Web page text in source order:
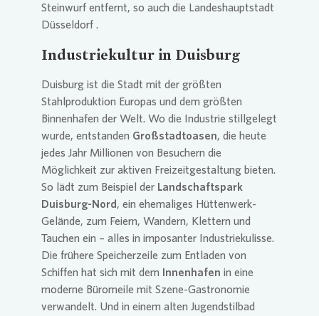
Steinwurf entfernt, so auch die Landeshauptstadt
Düsseldorf .
Industriekultur in Duisburg
Duisburg ist die Stadt mit der größten
Stahlproduktion Europas und dem größten
Binnenhafen der Welt. Wo die Industrie stillgelegt
wurde, entstanden Großstadtoasen, die heute
jedes Jahr Millionen von Besuchern die
Möglichkeit zur aktiven Freizeitgestaltung bieten.
So lädt zum Beispiel der Landschaftspark
Duisburg-Nord, ein ehemaliges Hüttenwerk-
Gelände, zum Feiern, Wandern, Klettern und
Tauchen ein – alles in imposanter Industriekulisse.
Die frühere Speicherzeile zum Entladen von
Schiffen hat sich mit dem Innenhafen in eine
moderne Büromeile mit Szene-Gastronomie
verwandelt. Und in einem alten Jugendstilbad